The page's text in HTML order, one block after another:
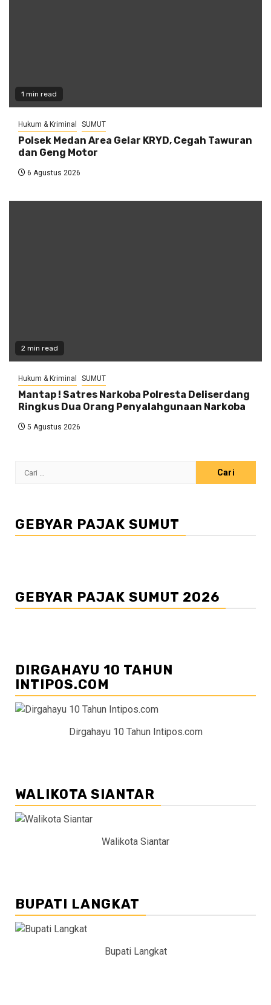
1 min read
Hukum & Kriminal SUMUT
Polsek Medan Area Gelar KRYD, Cegah Tawuran
dan Geng Motor
6 Agustus 2026
2 min read
Hukum & Kriminal SUMUT
Mantap ! Satres Narkoba Polresta Deliserdang
Ringkus Dua Orang Penyalahgunaan Narkoba
5 Agustus 2026
Cari
GEBYAR PAJAK SUMUT
GEBYAR PAJAK SUMUT 2026
DIRGAHAYU 10 TAHUN
INTIPOS.COM
Dirgahayu 10 Tahun Intipos.com
WALIKOTA SIANTAR
Walikota Siantar
BUPATI LANGKAT
Bupati Langkat